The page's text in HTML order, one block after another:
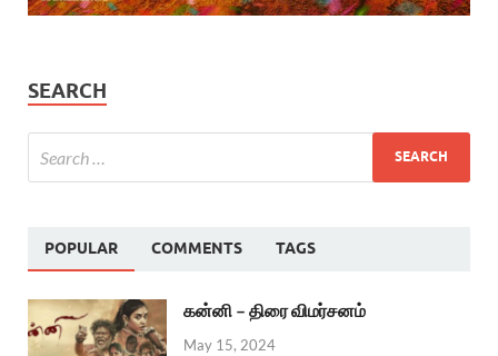
SEARCH
POPULAR COMMENTS TAGS
கன்னி – திரை விமர்சனம்
May 15, 2024